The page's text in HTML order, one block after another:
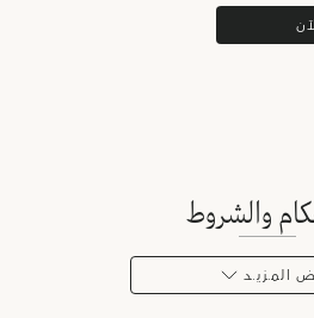
والشروط
المـزيـد